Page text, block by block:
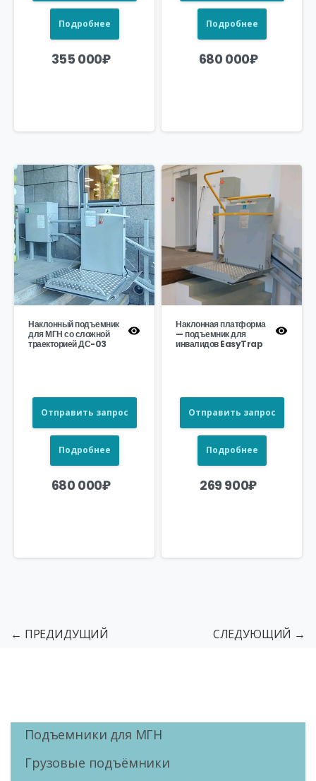
Подробнее
355 000₽
Подробнее
680 000₽
Наклонный подъемник
для МГН со сложной
траекторией ДС-03
Отправить запрос
Подробнее
680 000₽
Наклонная платформа
— подъемник для
инвалидов EasyTrap
Отправить запрос
Подробнее
269 900₽
← ПРЕДИДУЩИЙ СЛЕДУЮЩИЙ →
Подъемники для МГН
Грузовые подъёмники